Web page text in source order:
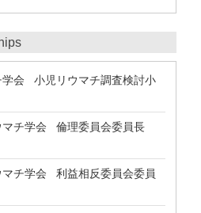
会 小児リウマチ調査検討小
チ学会 倫理委員会委員長
チ学会 利益相反委員会委員